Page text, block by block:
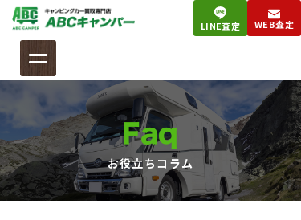
ス
キ
ッ
プ
LINE査定 WEB査定
Faq
お役立ちコラム